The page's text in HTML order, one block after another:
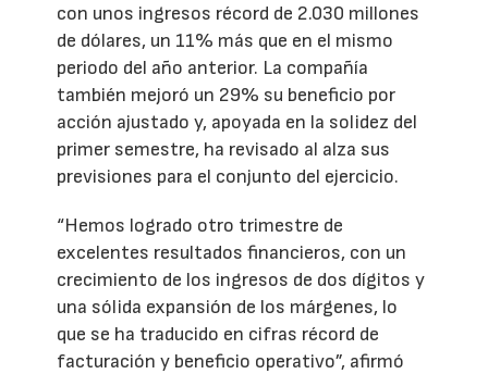
con unos ingresos récord de 2.030 millones
de dólares, un 11% más que en el mismo
periodo del año anterior. La compañía
también mejoró un 29% su beneficio por
acción ajustado y, apoyada en la solidez del
primer semestre, ha revisado al alza sus
previsiones para el conjunto del ejercicio.
“Hemos logrado otro trimestre de
excelentes resultados financieros, con un
crecimiento de los ingresos de dos dígitos y
una sólida expansión de los márgenes, lo
que se ha traducido en cifras récord de
facturación y beneficio operativo”, afirmó